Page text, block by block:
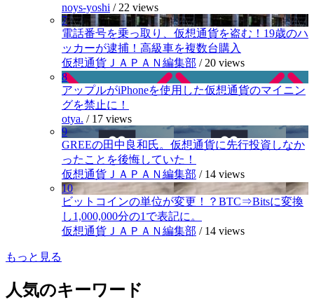
noys-yoshi / 22 views
7
電話番号を乗っ取り、仮想通貨を盗む！19歳のハ
ッカーが逮捕！高級車を複数台購入
仮想通貨ＪＡＰＡＮ編集部 / 20 views
8
アップルがiPhoneを使用した仮想通貨のマイニン
グを禁止に！
otya. / 17 views
9
GREEの田中良和氏。仮想通貨に先行投資しなか
ったことを後悔していた！
仮想通貨ＪＡＰＡＮ編集部 / 14 views
10
ビットコインの単位が変更！？BTC⇒Bitsに変換
し1,000,000分の1で表記に。
仮想通貨ＪＡＰＡＮ編集部 / 14 views
もっと見る
人気のキーワード